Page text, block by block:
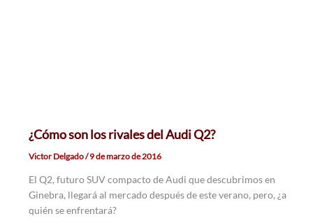
¿Cómo son los rivales del Audi Q2?
Victor Delgado/9 de marzo de 2016
El Q2, futuro SUV compacto de Audi que descubrimos en
Ginebra, llegará al mercado después de este verano, pero, ¿a
quién se enfrentará?